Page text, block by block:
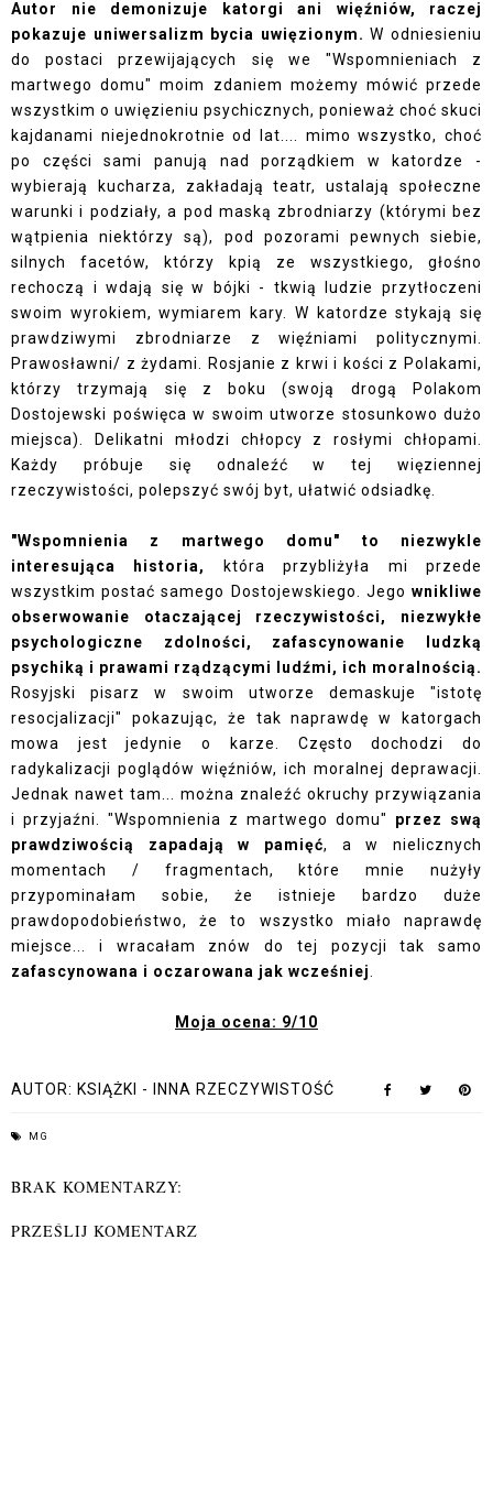
Autor nie demonizuje katorgi ani więźniów, raczej
pokazuje uniwersalizm bycia uwięzionym.W odniesieniu
do postaci przewijających się we "Wspomnieniach z
martwego domu" moim zdaniem możemy mówić przede
wszystkim o uwięzieniu psychicznych, ponieważ choć skuci
kajdanami niejednokrotnie od lat.... mimo wszystko, choć
po części sami panują nad porządkiem w katordze -
wybierają kucharza, zakładają teatr, ustalają społeczne
warunki i podziały, a pod maską zbrodniarzy (którymi bez
wątpienia niektórzy są), pod pozorami pewnych siebie,
silnych facetów, którzy kpią ze wszystkiego, głośno
rechoczą i wdają się w bójki - tkwią ludzie przytłoczeni
swoim wyrokiem, wymiarem kary. W katordze stykają się
prawdziwymi zbrodniarze z więźniami politycznymi.
Prawosławni/ z żydami. Rosjanie z krwi i kości z Polakami,
którzy trzymają się z boku (swoją drogą Polakom
Dostojewski poświęca w swoim utworze stosunkowo dużo
miejsca). Delikatni młodzi chłopcy z rosłymi chłopami.
Każdy próbuje się odnaleźć w tej więziennej
rzeczywistości, polepszyć swój byt, ułatwić odsiadkę.
"Wspomnienia z martwego domu" to niezwykle
interesująca historia,
która przybliżyła mi przede
wszystkim postać samego Dostojewskiego. Jego wnikliwe
obserwowanie otaczającej rzeczywistości, niezwykłe
psychologiczne zdolności, zafascynowanie ludzką
psychiką i prawami rządzącymi ludźmi, ich moralnością.
Rosyjski pisarz w swoim utworze demaskuje "istotę
resocjalizacji" pokazując, że tak naprawdę w katorgach
mowa jest jedynie o karze. Często dochodzi do
radykalizacji poglądów więźniów, ich moralnej deprawacji.
Jednak nawet tam... można znaleźć okruchy przywiązania
i przyjaźni. "Wspomnienia z martwego domu" przez swą
prawdziwością zapadają w pamięć, a w nielicznych
momentach / fragmentach, które mnie nużyły
przypominałam sobie, że istnieje bardzo duże
prawdopodobieństwo, że to wszystko miało naprawdę
miejsce... i wracałam znów do tej pozycji tak samo
zafascynowana i oczarowana jak wcześniej
Moja ocena: 9/10
AUTOR: KSIĄŻKI - INNA RZECZYWISTOŚĆ
MG
BRAK KOMENTARZY:
PRZEŚLIJ KOMENTARZ